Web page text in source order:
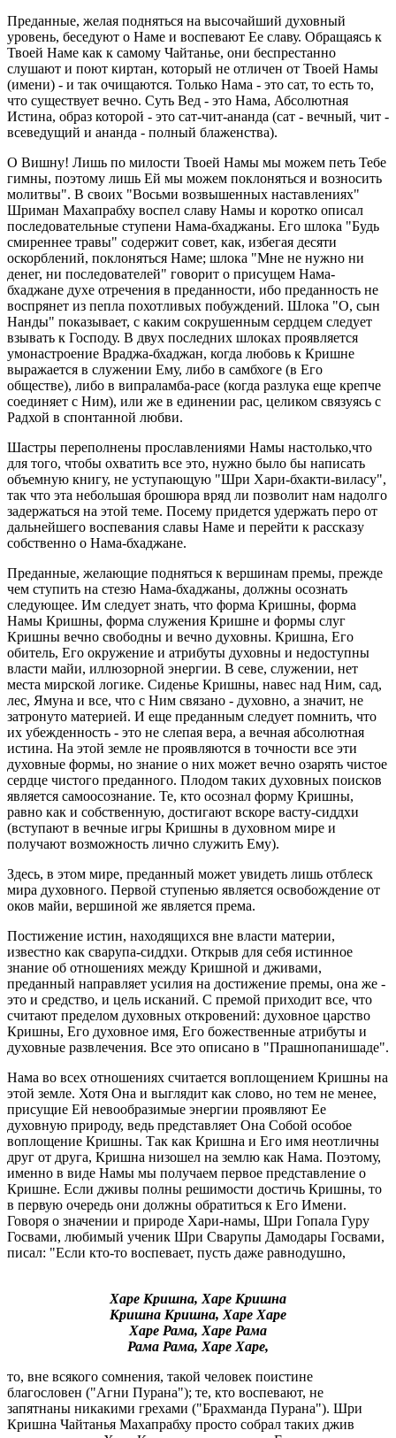
Преданные, желая подняться на высочайший духовный
уровень, беседуют о Наме и воспевают Ее славу. Обращаясь к
Твоей Наме как к самому Чайтанье, они беспрестанно
слушают и поют киртан, который не отличен от Твоей Намы
(имени) - и так очищаются. Только Нама - это сат, то есть то,
что существует вечно. Суть Вед - это Нама, Абсолютная
Истина, образ которой - это сат-чит-ананда (сат - вечный, чит -
всеведущий и ананда - полный блаженства).
О Вишну! Лишь по милости Твоей Намы мы можем петь Тебе
гимны, поэтому лишь Ей мы можем поклоняться и возносить
молитвы". В своих "Восьми возвышенных наставлениях"
Шриман Махапрабху воспел славу Намы и коротко описал
последовательные ступени Нама-бхаджаны. Его шлока "Будь
смиреннее травы" содержит совет, как, избегая десяти
оскорблений, поклоняться Наме; шлока "Мне не нужно ни
денег, ни последователей" говорит о присущем Нама-
бхаджане духе отречения в преданности, ибо преданность не
воспрянет из пепла похотливых побуждений. Шлока "О, сын
Нанды" показывает, с каким сокрушенным сердцем следует
взывать к Господу. В двух последних шлоках проявляется
умонастроение Враджа-бхаджан, когда любовь к Кришне
выражается в служении Ему, либо в самбхоге (в Его
обществе), либо в випраламба-расе (когда разлука еще крепче
соединяет с Ним), или же в единении рас, целиком связуясь с
Радхой в спонтанной любви.
Шастры переполнены прославлениями Намы настолько,что
для того, чтобы охватить все это, нужно было бы написать
объемную книгу, не уступающую "Шри Хари-бхакти-виласу",
так что эта небольшая брошюра вряд ли позволит нам надолго
задержаться на этой теме. Посему придется удержать перо от
дальнейшего воспевания славы Наме и перейти к рассказу
собственно о Нама-бхаджане.
Преданные, желающие подняться к вершинам премы, прежде
чем ступить на стезю Нама-бхаджаны, должны осознать
следующее. Им следует знать, что форма Кришны, форма
Намы Кришны, форма служения Кришне и формы слуг
Кришны вечно свободны и вечно духовны. Кришна, Его
обитель, Его окружение и атрибуты духовны и недоступны
власти майи, иллюзорной энергии. В севе, служении, нет
места мирской логике. Сиденье Кришны, навес над Ним, сад,
лес, Ямуна и все, что с Ним связано - духовно, а значит, не
затронуто материей. И еще преданным следует помнить, что
их убежденность - это не слепая вера, а вечная абсолютная
истина. На этой земле не проявляются в точности все эти
духовные формы, но знание о них может вечно озарять чистое
сердце чистого преданного. Плодом таких духовных поисков
является самоосознание. Те, кто осознал форму Кришны,
равно как и собственную, достигают вскоре васту-сиддхи
(вступают в вечные игры Кришны в духовном мире и
получают возможность лично служить Ему).
Здесь, в этом мире, преданный может увидеть лишь отблеск
мира духовного. Первой ступенью является освобождение от
оков майи, вершиной же является према.
Постижение истин, находящихся вне власти материи,
известно как сварупа-сиддхи. Открыв для себя истинное
знание об отношениях между Кришной и дживами,
преданный направляет усилия на достижение премы, она же -
это и средство, и цель исканий. С премой приходит все, что
считают пределом духовных откровений: духовное царство
Кришны, Его духовное имя, Его божественные атрибуты и
духовные развлечения. Все это описано в "Прашнопанишаде".
Нама во всех отношениях считается воплощением Кришны на
этой земле. Хотя Она и выглядит как слово, но тем не менее,
присущие Ей невообразимые энергии проявляют Ее
духовную природу, ведь представляет Она Собой особое
воплощение Кришны. Так как Кришна и Его имя неотличны
друг от друга, Кришна низошел на землю как Нама. Поэтому,
именно в виде Намы мы получаем первое представление о
Кришне. Если дживы полны решимости достичь Кришны, то
в первую очередь они должны обратиться к Его Имени.
Говоря о значении и природе Хари-намы, Шри Гопала Гуру
Госвами, любимый ученик Шри Сварупы Дамодары Госвами,
писал: "Если кто-то воспевает, пусть даже равнодушно,
Харе Кришна, Харе Кришна
Кришна Кришна, Харе Харе
Харе Рама, Харе Рама
Рама Рама, Харе Харе,
то, вне всякого сомнения, такой человек поистине
благословен ("Агни Пурана"); те, кто воспевают, не
запятнаны никакими грехами ("Брахманда Пурана"). Шри
Кришна Чайтанья Махапрабху просто собрал таких джив